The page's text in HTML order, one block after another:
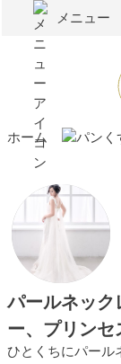
メニュー
ホーム
パールネック
ー、プリンセ
ひとくちにパール